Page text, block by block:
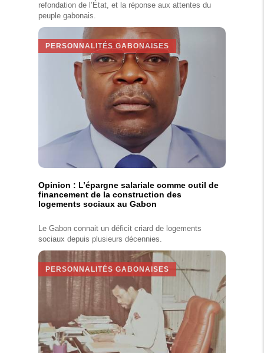
refondation de l’État, et la réponse aux attentes du
peuple gabonais.
PERSONNALITÉS GABONAISES
Opinion : L’épargne salariale comme outil de
financement de la construction des
logements sociaux au Gabon
Le Gabon connait un déficit criard de logements
sociaux depuis plusieurs décennies.
PERSONNALITÉS GABONAISES